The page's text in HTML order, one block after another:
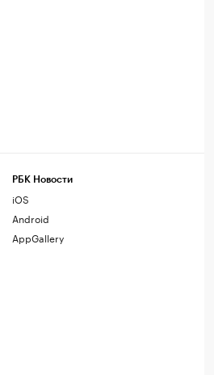
РБК Новости
iOS
Android
AppGallery